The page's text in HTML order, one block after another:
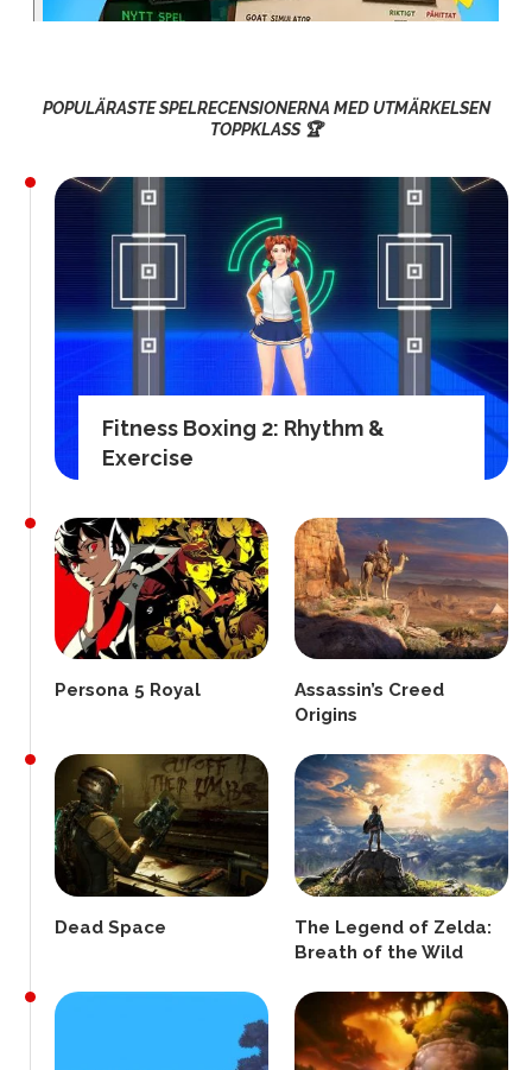
POPULÄRASTE SPELRECENSIONERNA MED UTMÄRKELSEN
TOPPKLASS 🏆
Fitness Boxing 2: Rhythm &
Exercise
Persona 5 Royal
Assassin’s Creed
Origins
Dead Space
The Legend of Zelda:
Breath of the Wild